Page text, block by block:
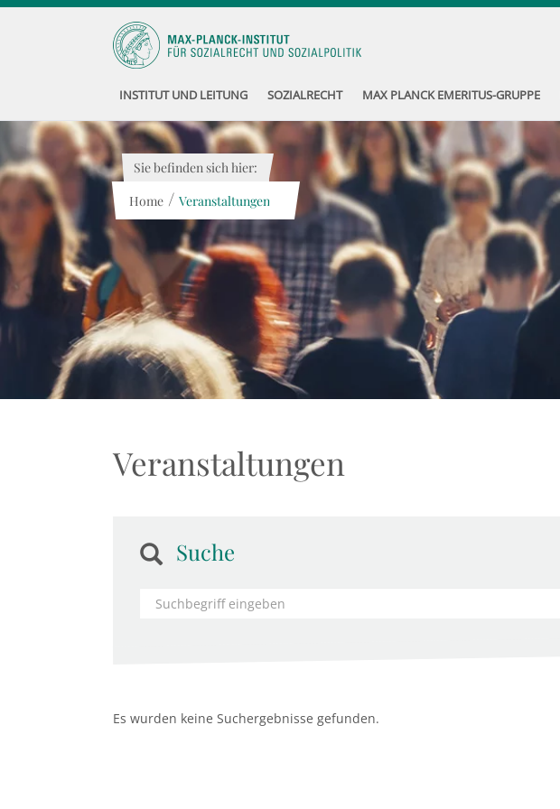
INSTITUT UND LEITUNG SOZIALRECHT MAX PLANCK EMERITUS-GRUPPE
Sie befinden sich hier:
Home / Veranstaltungen
Veranstaltungen
Suche
Es wurden keine Suchergebnisse gefunden.